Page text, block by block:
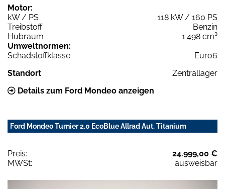
Motor:
kW / PS
118 kW / 160 PS
Treibstoff
Benzin
Hubraum
1.498 cm³
Umweltnormen:
Schadstoffklasse
Euro6
Standort
Zentrallager
Details zum Ford Mondeo anzeigen
Ford Mondeo Turnier 2.0 EcoBlue Allrad Aut. Titanium
Preis:
24.999,00 €
MWSt:
ausweisbar